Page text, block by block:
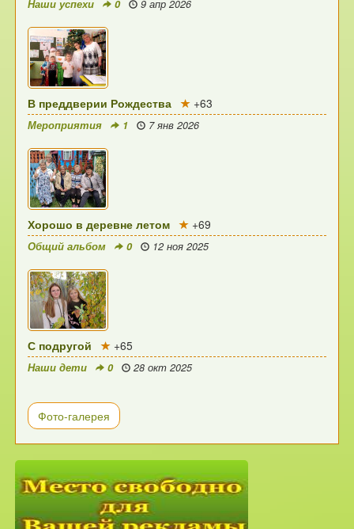
Наши успехи 0 9 апр 2026
В преддверии Рождества +63
Мероприятия 1 7 янв 2026
Хорошо в деревне летом +69
Общий альбом 0 12 ноя 2025
С подругой +65
Наши дети 0 28 окт 2025
Фото-галерея